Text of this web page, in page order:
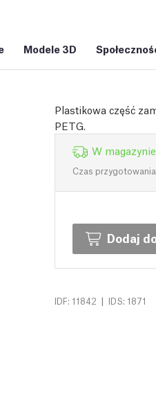
Modele 3D
Plastikowa część
PETG.
W magazynie
Czas
Dodaj
IDF: 11842 | IDS: 1871